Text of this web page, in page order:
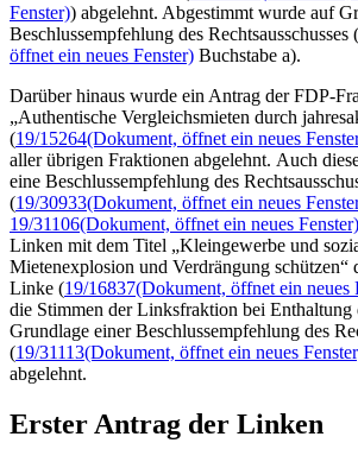
Fenster)) abgelehnt. Abgestimmt wurde auf
Beschlussempfehlung des Rechtsausschusses (
öffnet ein neues Fenster) Buchstabe a).
Darüber hinaus wurde ein Antrag der FDP-
„Authentische Vergleichsmieten durch
(19/15264(Dokument, öffnet ein neues
aller übrigen Fraktionen abgelehnt. Auch
eine Beschlussempfehlung des
(19/30933(Dokument, öffnet ein neues
19/31106(Dokument, öffnet ein neues Fenster)
Linken mit dem Titel „Kleingewerbe und
Mietenexplosion und Verdrängung schützen“
Linke (19/16837(Dokument, öffnet ein neues
die Stimmen der Linksfraktion bei Enthaltung
Grundlage einer Beschlussempfehlung des
(19/31113(Dokument, öffnet ein neues
abgelehnt.
Erster Antrag der Linken